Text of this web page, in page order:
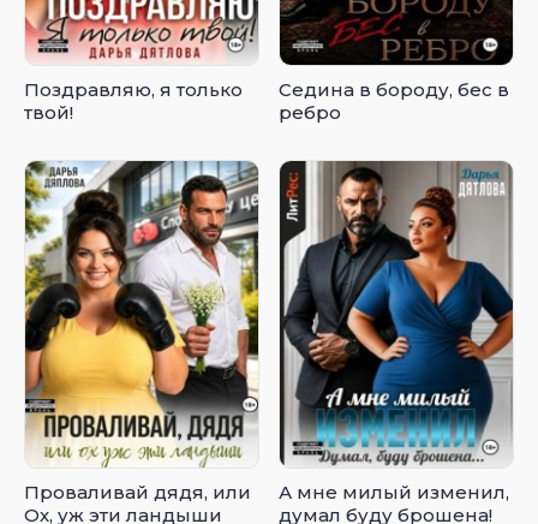
Поздравляю, я только
твой!
Седина в бороду, бес в
ребро
Проваливай дядя, или
Ох, уж эти ландыши
А мне милый изменил,
думал буду брошена!